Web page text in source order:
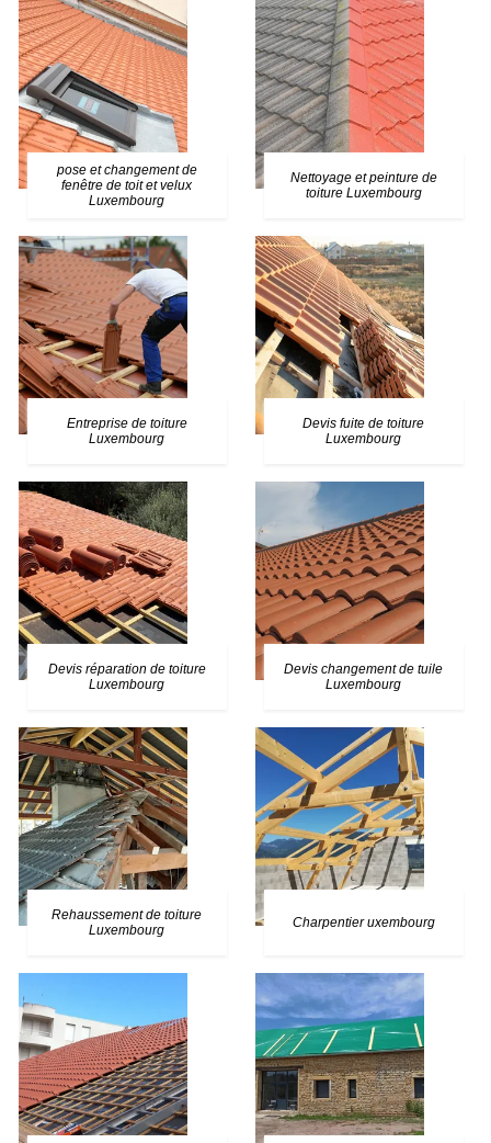
pose et changement de
fenêtre de toit et velux
Luxembourg
Nettoyage et peinture de
toiture Luxembourg
Entreprise de toiture
Luxembourg
Devis fuite de toiture
Luxembourg
Devis réparation de toiture
Luxembourg
Devis changement de tuile
Luxembourg
Rehaussement de toiture
Luxembourg
Charpentier uxembourg